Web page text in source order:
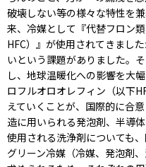
破壊しない等の様々な特性を
来、冷媒として『代替フロン
HFC）』が使用されてきまし
いという課題がありました。
し、地球温暖化への影響を大
ロフルオロオレフィン（以下
えていくことが、国際的に合
造に用いられる発泡剤、半導
使用される洗浄剤についても
グリーン冷媒（冷媒、発泡剤